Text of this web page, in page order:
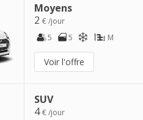
Moyens
2€ /jour
5
5 M
Voir l'offre
SUV
4€ /jour